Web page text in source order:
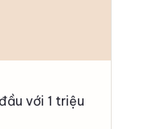
với 1 triệu